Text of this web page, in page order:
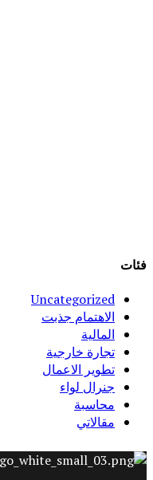
فئات
Uncategorized
الاهتمام جذبت
المالية
تجارة خارجية
تطوير الاعمال
جنرال لواء
محاسبة
مقالاتي